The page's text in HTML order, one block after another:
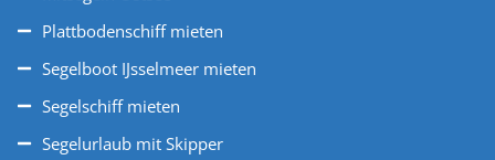
Plattbodenschiff mieten
Segelboot IJsselmeer mieten
Segelschiff mieten
Segelurlaub mit Skipper